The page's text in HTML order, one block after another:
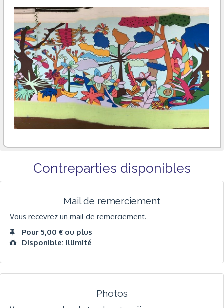
Contreparties disponibles
Mail de remerciement
Vous recevrez un mail de remerciement.
Pour 5,00 € ou plus
Disponible: Illimité
Photos